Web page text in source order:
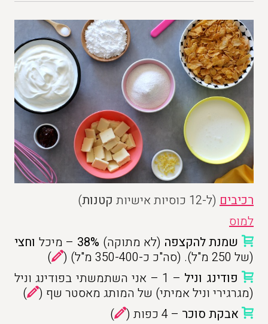
רכיבים (ל-12 כוסיות אישיות קטנות)
למוס
שמנת להקצפה (לא מתוקה) – מיכל וחצי
(של 250 מ"ל). (סה"כ כ-350-400 מ"ל) (
)
פודינג וניל
– 1 – אני השתמשתי בפודינג וניל
(מגרגירי וניל אמיתי) של המותג מאסטר שף (
)
אבקת סוכר – 4 כפות (
)